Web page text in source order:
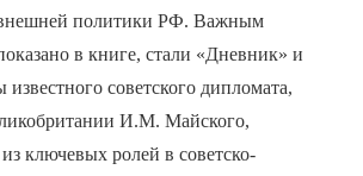
политики РФ. Важным
в книге, стали «Дневник» и
советского дипломата,
И.М. Майского,
ключевых ролей в советско-